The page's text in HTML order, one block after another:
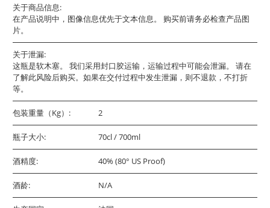
关于商品信息:
在产品说明中，图像信息优先于文本信息。 购买前请务必检查产品图
片。
关于泄漏:
这瓶是软木塞。 我们采用封口胶运输，运输过程中可能会泄漏。 请在
了解此风险后购买。如果在交付过程中发生泄漏，则不退款，不打折
等。
包装重量（Kg）: 2
瓶子大小: 70cl / 700ml
酒精度: 40% (80° US Proof)
酒龄: N/A